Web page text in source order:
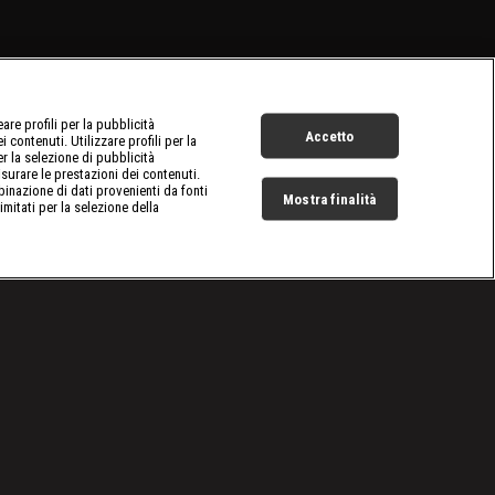
profili per la pubblicità
contenuti. Utilizzare profili per la
la selezione di pubblicità
le prestazioni dei contenuti.
di dati provenienti da fonti
per la selezione della
Accetto
Mostra finalità